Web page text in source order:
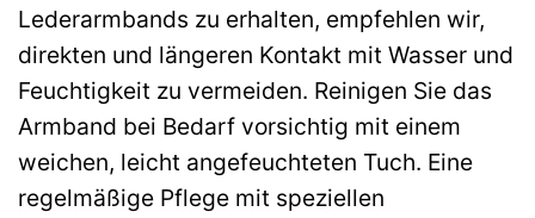
Lederarmbands zu erhalten, empfehlen wir,
direkten und längeren Kontakt mit Wasser und
Feuchtigkeit zu vermeiden. Reinigen Sie das
Armband bei Bedarf vorsichtig mit einem
weichen, leicht angefeuchteten Tuch. Eine
regelmäßige Pflege mit speziellen